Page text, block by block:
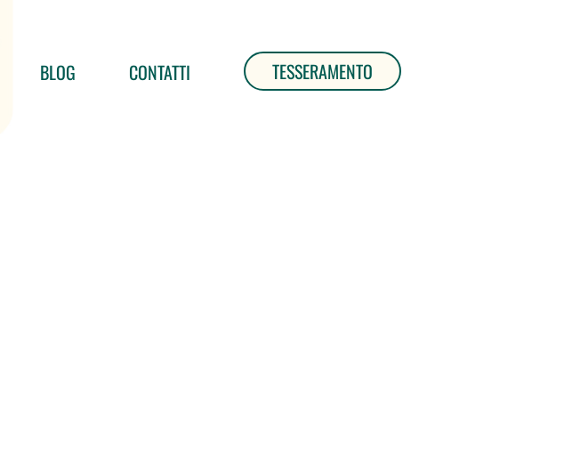
BLOG CONTATTI TESSERAMENTO